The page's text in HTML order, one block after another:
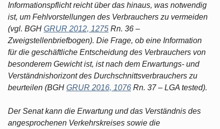
Informationspflicht reicht über das hinaus, was notwendig
ist, um Fehlvorstellungen des Verbrauchers zu vermeiden
(vgl. BGH GRUR 2012, 1275 Rn. 36 –
Zweigstellenbriefbogen). Die Frage, ob eine Information
für die geschäftliche Entscheidung des Verbrauchers von
besonderem Gewicht ist, ist nach dem Erwartungs- und
Verständnishorizont des Durchschnittsverbrauchers zu
beurteilen (BGH GRUR 2016, 1076 Rn. 37 – LGA tested).
Der Senat kann die Erwartung und das Verständnis des
angesprochenen Verkehrskreises sowie die